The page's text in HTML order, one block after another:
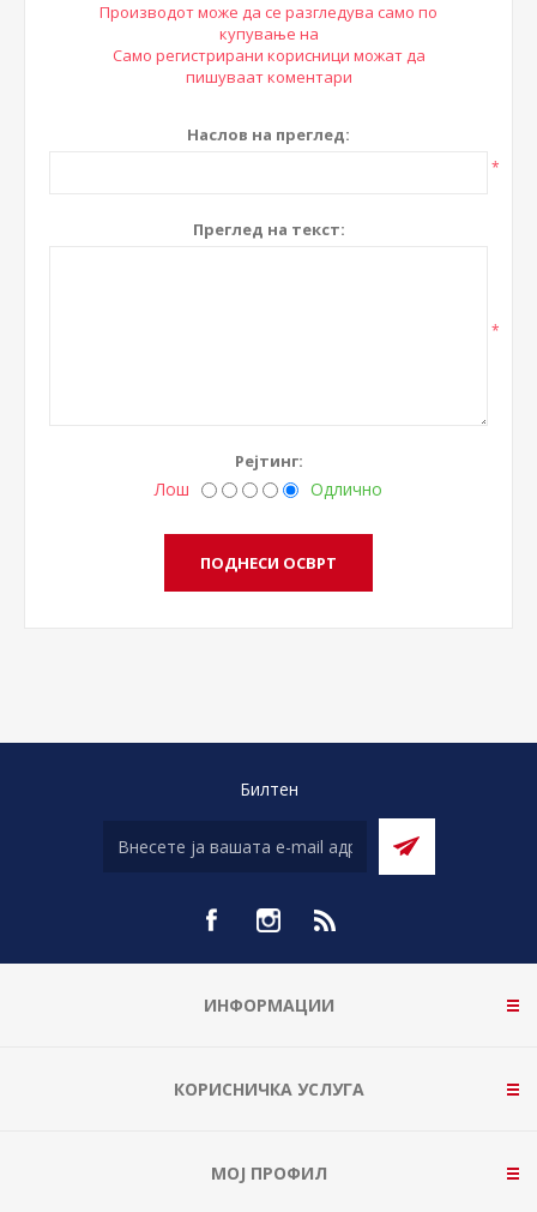
Производот може да се разгледува само по
купување на
Само регистрирани корисници можат да
пишуваат коментари
Наслов на преглед:
*
Преглед на текст:
*
Рејтинг:
Лош Одлично
Билтен
ИНФОРМАЦИИ
КОРИСНИЧКА УСЛУГА
МОЈ ПРОФИЛ